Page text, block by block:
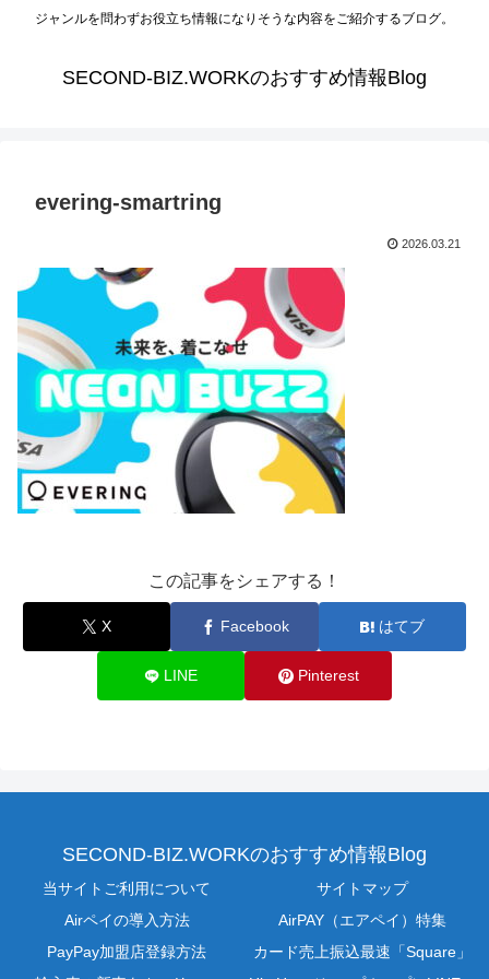
ジャンルを問わずお役立ち情報になりそうな内容をご紹介するブログ。
SECOND-BIZ.WORKのおすすめ情報Blog
evering-smartring
2026.03.21
この記事をシェアする！
X Facebook はてブ
LINE Pinterest
SECOND-BIZ.WORKのおすすめ情報Blog
当サイトご利用について
サイトマップ
Airペイの導入方法
AirPAY（エアペイ）特集
PayPay加盟店登録方法
カード売上振込最速「Square」